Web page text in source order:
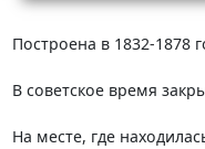
Построена в 1832-1878
В советское время
На месте, где